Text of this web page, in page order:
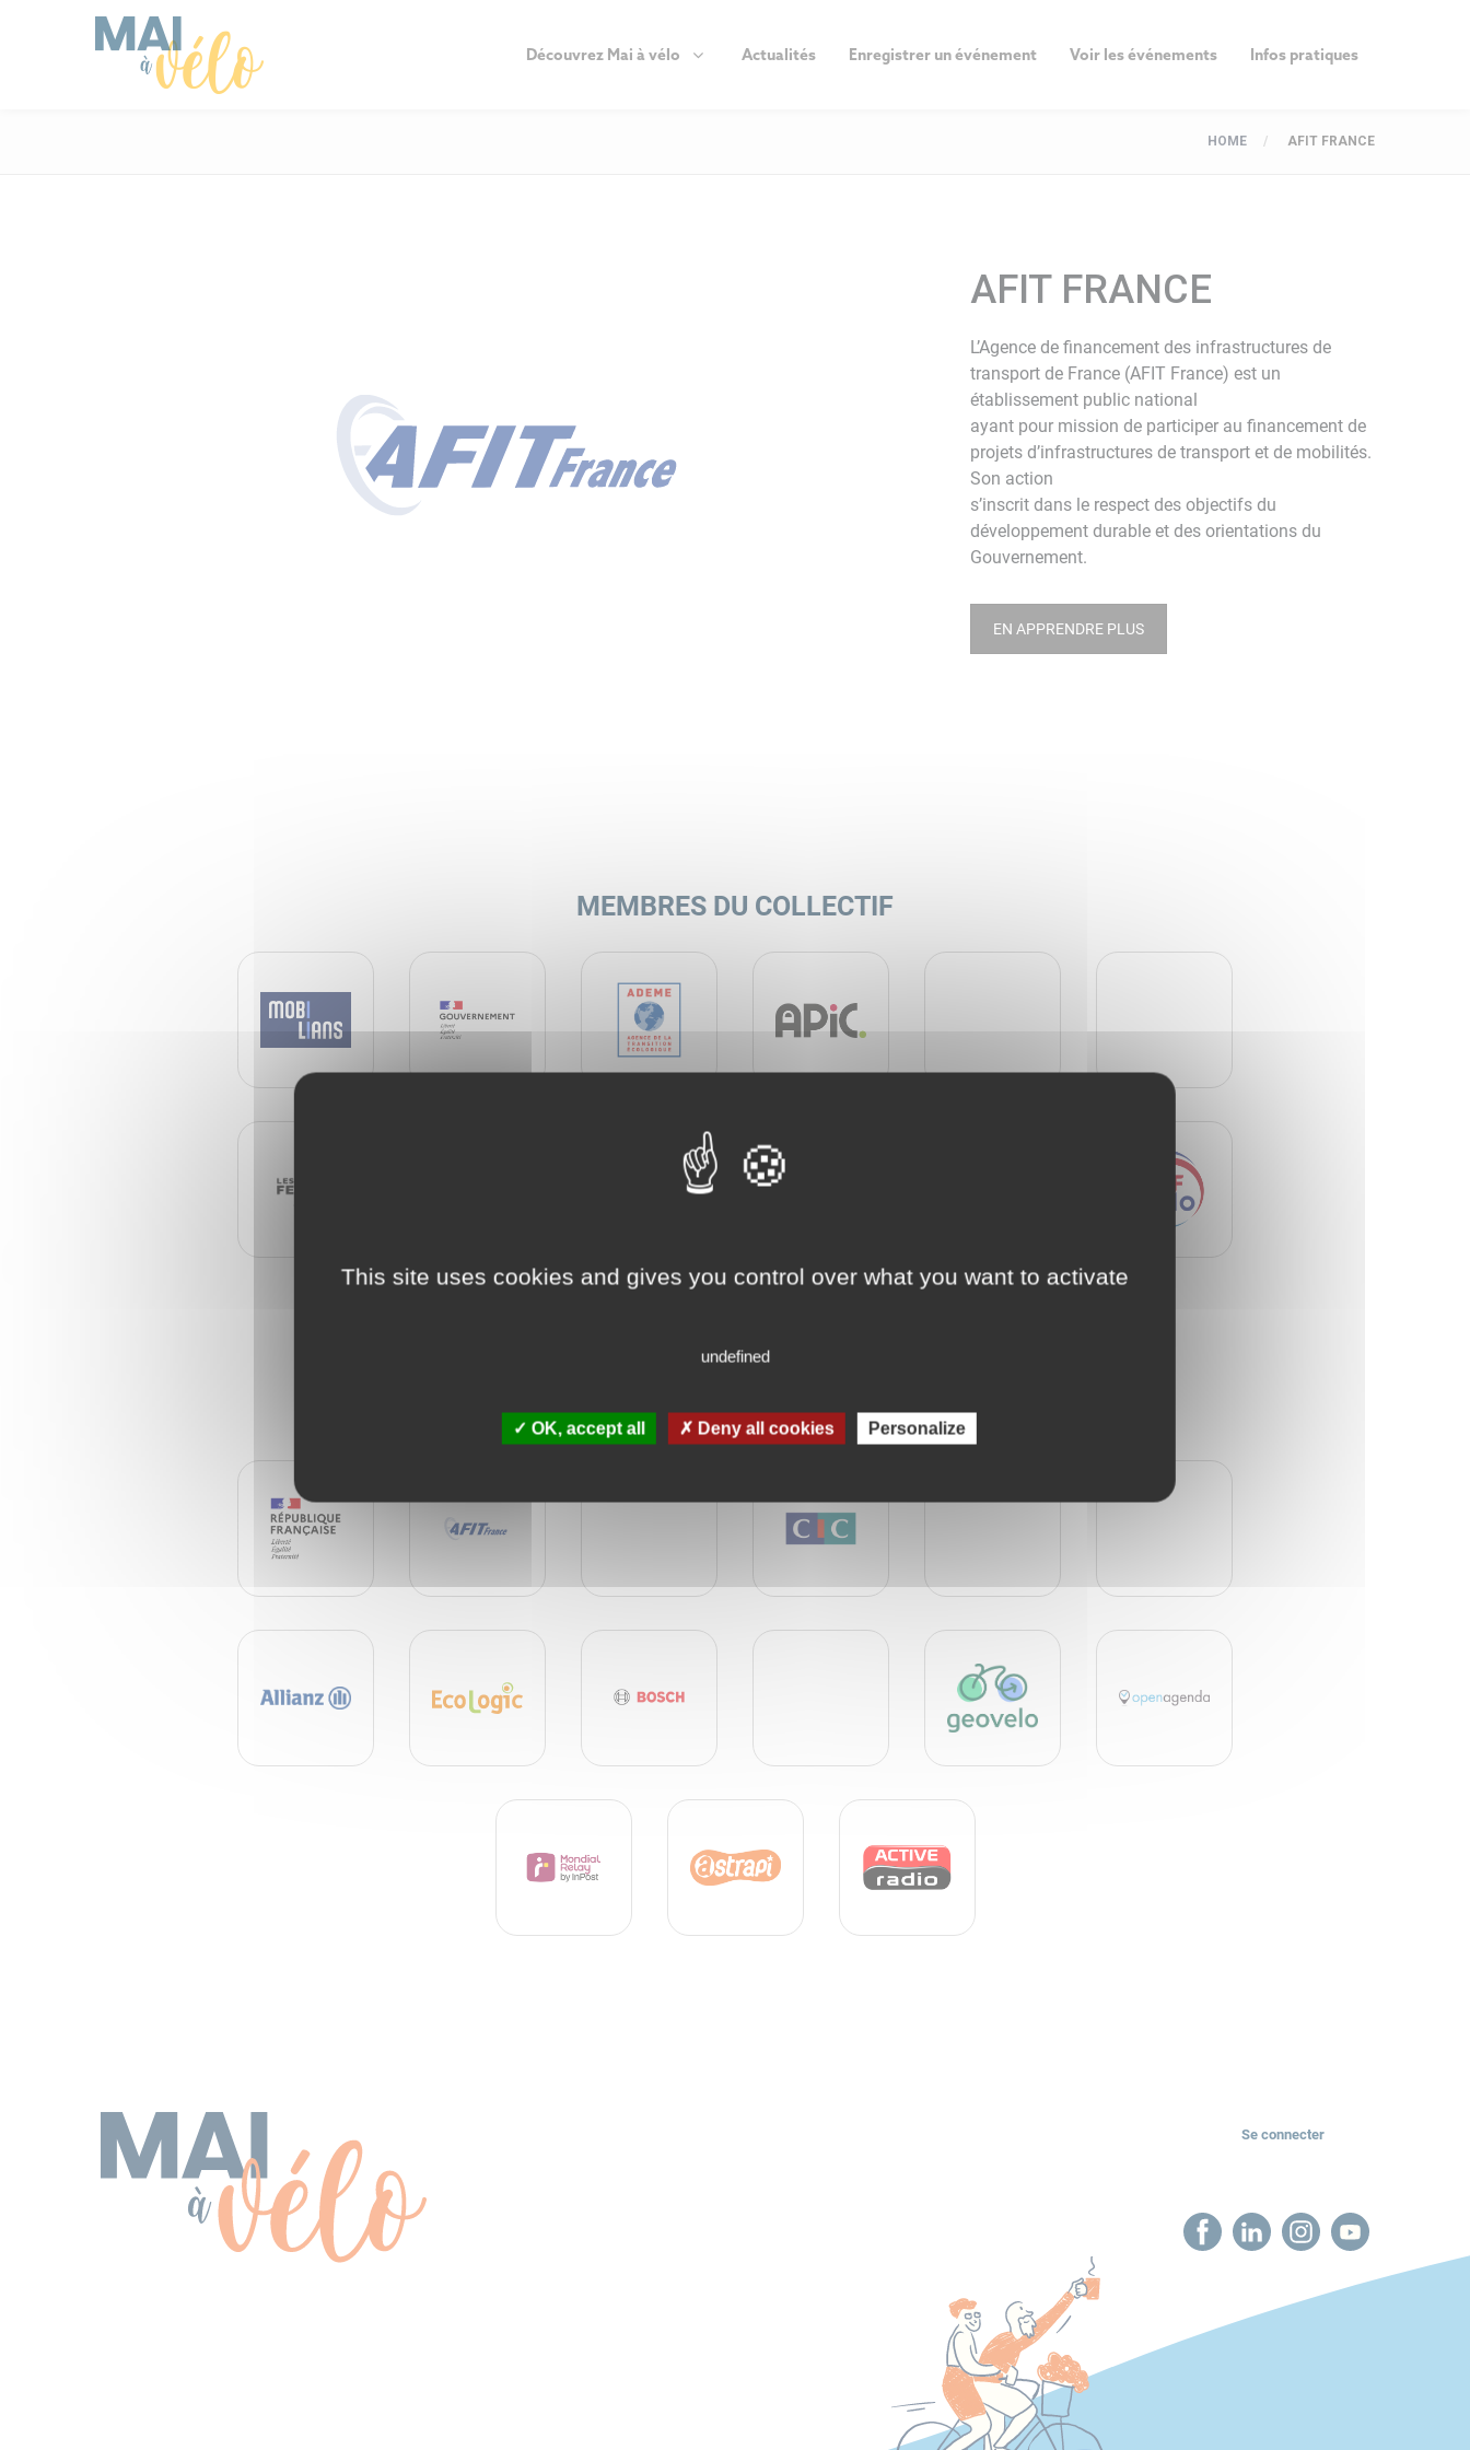
Découvrez Mai à vélo Actualités Enregistrer un événement Voir les événements Infos pratiques
HOME AFIT FRANCE
AFIT FRANCE
L’Agence de financement des infrastructures de
transport de France (AFIT France) est un
établissement public national
ayant pour mission de participer au financement de
projets d’infrastructures de transport et de mobilités.
Son action
s’inscrit dans le respect des objectifs du
développement durable et des orientations du
Gouvernement.
EN APPRENDRE PLUS
MEMBRES DU COLLECTIF
NOS PARTENAIRES OFFICIELS
Se connecter
This site uses cookies and gives you control over what you want to activate
undefined
OK, accept all Deny all cookies Personalize